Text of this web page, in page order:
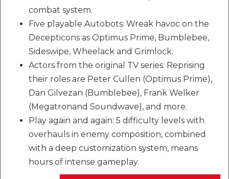
combat system.
Five playable Autobots: Wreak havoc on the
Decepticons as Optimus Prime, Bumblebee,
Sideswipe, Wheelack and Grimlock.
Actors from the original TV series: Reprising
their roles are Peter Cullen (Optimus Prime),
Dan Gilvezan (Bumblebee), Frank Welker
(Megatronand Soundwave), and more.
Play again and again: 5 difficulty levels with
overhauls in enemy composition, combined
with a deep customization system, means
hours of intense gameplay.